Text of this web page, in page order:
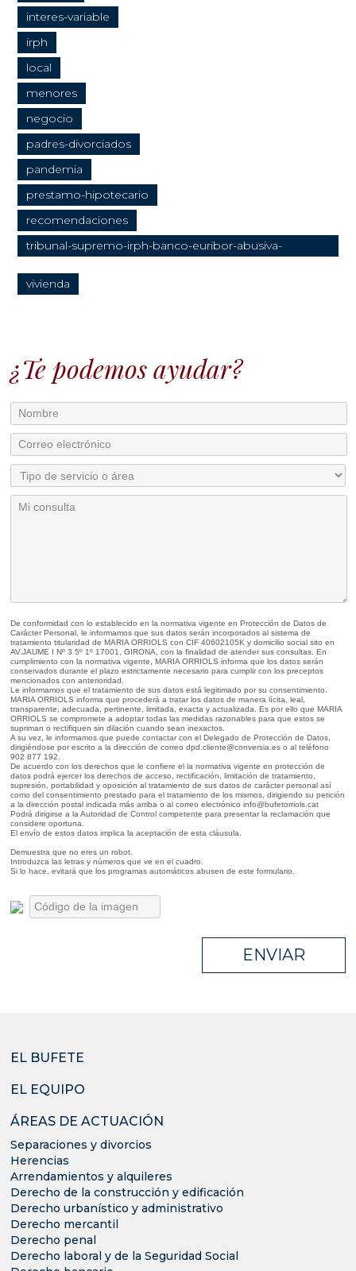
interes-variable
irph
local
menores
negocio
padres-divorciados
pandemia
prestamo-hipotecario
recomendaciones
tribunal-supremo-irph-banco-euribor-abusiva-
vivienda
¿Te podemos ayudar?
De conformidad con lo establecido en la normativa vigente en Protección de Datos de
Carácter Personal, le informamos que sus datos serán incorporados al sistema de
tratamiento titularidad de MARIA ORRIOLS con CIF 40602105K y domicilio social sito en
AV.JAUME I Nº 3 5º 1º 17001, GIRONA, con la finalidad de atender sus consultas. En
cumplimiento con la normativa vigente, MARIA ORRIOLS informa que los datos serán
conservados durante el plazo estrictamente necesario para cumplir con los preceptos
mencionados con anterioridad.
Le informamos que el tratamiento de sus datos está legitimado por su consentimiento.
MARIA ORRIOLS informa que procederá a tratar los datos de manera lícita, leal,
transparente, adecuada, pertinente, limitada, exacta y actualizada. Es por ello que MARIA
ORRIOLS se compromete a adoptar todas las medidas razonables para que estos se
supriman o rectifiquen sin dilación cuando sean inexactos.
A su vez, le informamos que puede contactar con el Delegado de Protección de Datos,
dirigiéndose por escrito a la dirección de correo dpd.cliente@conversia.es o al teléfono
902 877 192.
De acuerdo con los derechos que le confiere el la normativa vigente en protección de
datos podrá ejercer los derechos de acceso, rectificación, limitación de tratamiento,
supresión, portabilidad y oposición al tratamiento de sus datos de carácter personal así
como del consentimiento prestado para el tratamiento de los mismos, dirigiendo su petición
a la dirección postal indicada más arriba o al correo electrónico info@bufetorriols.cat
Podrá dirigirse a la Autoridad de Control competente para presentar la reclamación que
considere oportuna.
El envío de estos datos implica la aceptación de esta cláusula.
Demuestra que no eres un robot.
Introduzca las letras y números que ve en el cuadro.
Si lo hace, evitará que los programas automáticos abusen de este formulario.
ENVIAR
EL BUFETE
EL EQUIPO
ÁREAS DE ACTUACIÓN
Separaciones y divorcios
Herencias
Arrendamientos y alquileres
Derecho de la construcción y edificación
Derecho urbanístico y administrativo
Derecho mercantil
Derecho penal
Derecho laboral y de la Seguridad Social